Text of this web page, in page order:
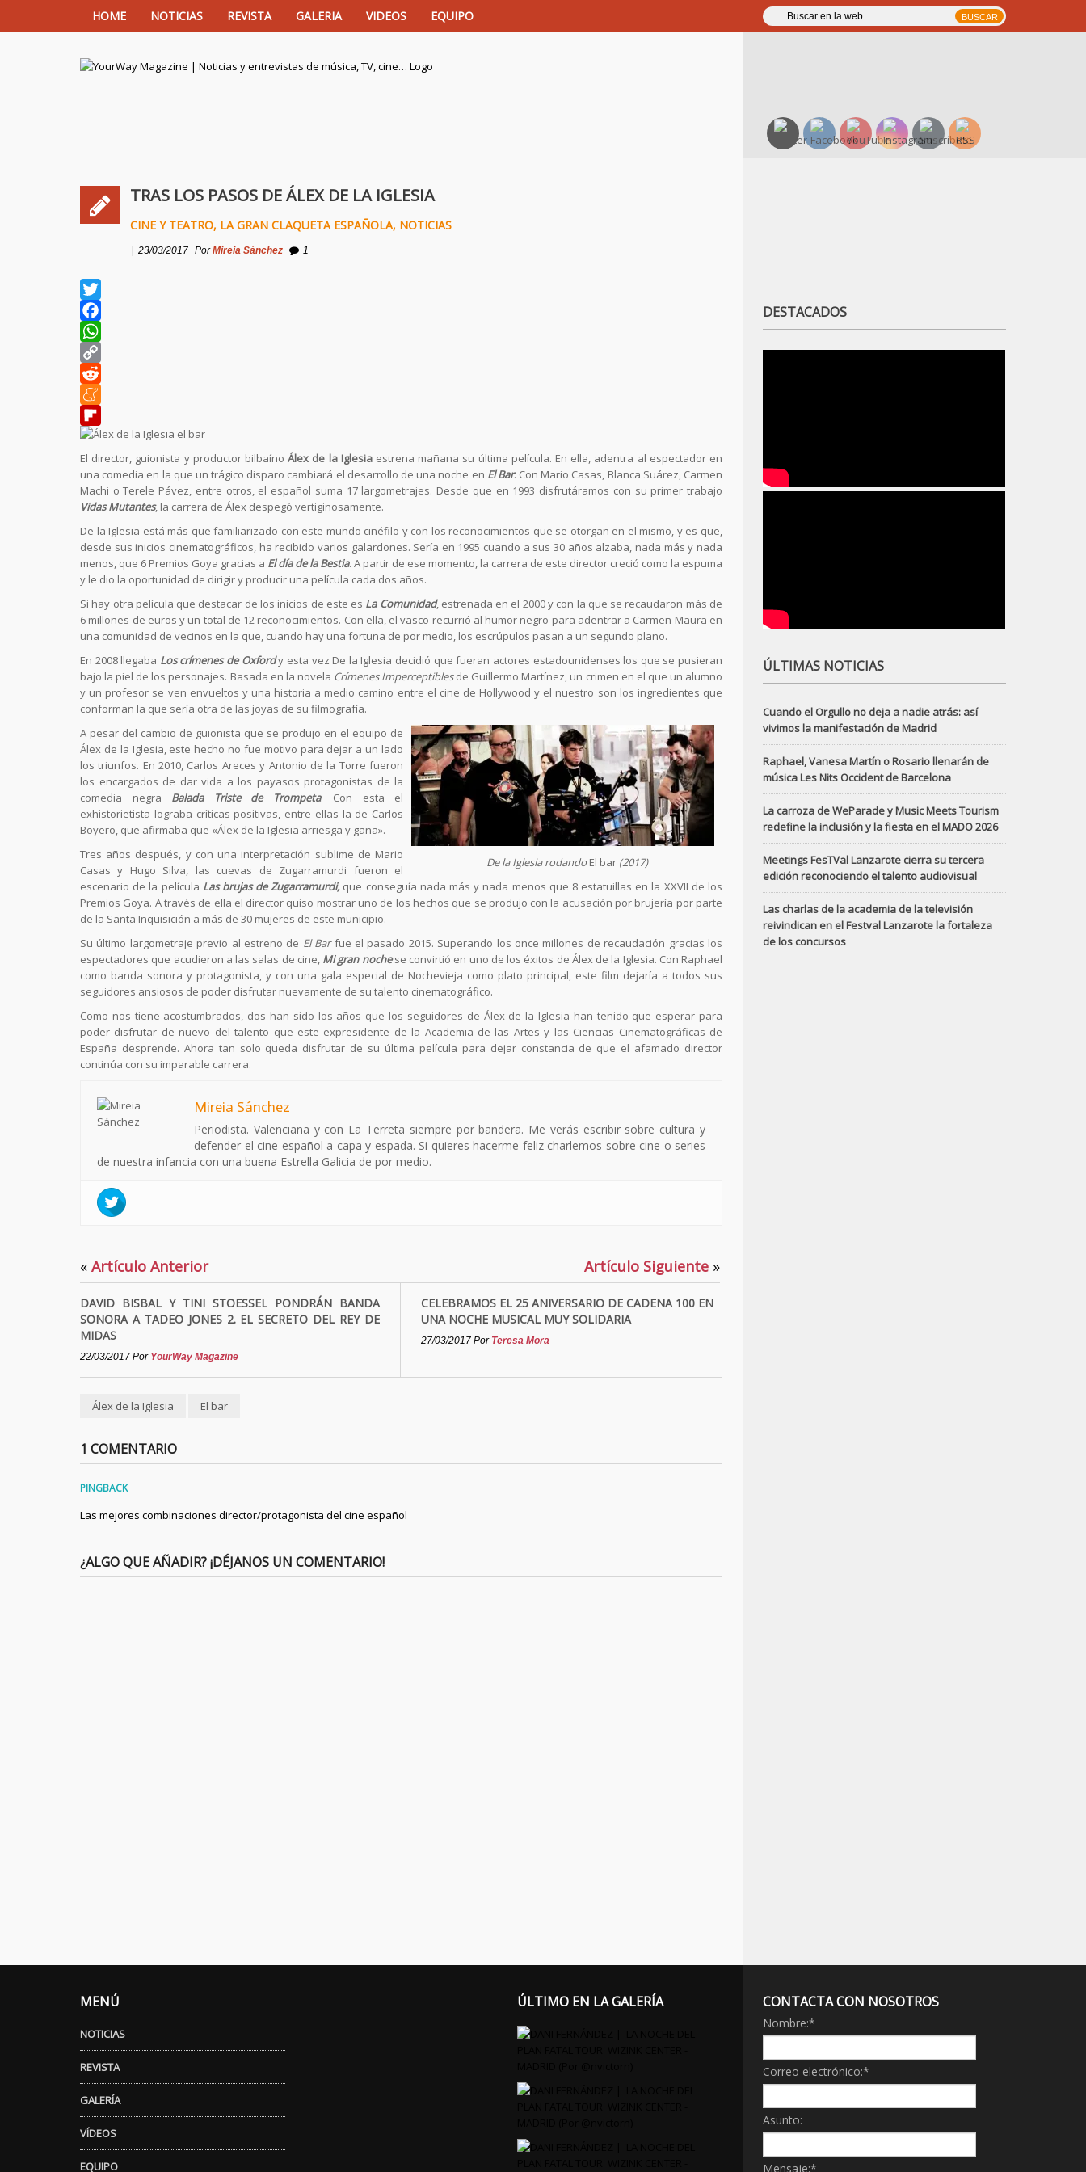
HOME NOTICIAS REVISTA GALERIA VIDEOS EQUIPO
TRAS LOS PASOS DE ÁLEX DE LA IGLESIA
CINE Y TEATRO, LA GRAN CLAQUETA ESPAÑOLA, NOTICIAS
| 23/03/2017 PorMireia Sánchez 1
Twitter
Facebook
WhatsApp
Copy
Link
Reddit
Meneame
Flipboard
El director, guionista y productor bilbaínoÁlex de la Iglesiaestrena mañana su última película. En ella, adentra al espectador en
una comedia en la que un trágico disparo cambiará el desarrollo de una noche en El Bar. Con Mario Casas, Blanca Suárez, Carmen
Machi o Terele Pávez, entre otros, el español suma 17 largometrajes. Desde que en 1993 disfrutáramos con su primer trabajo
Vidas Mutantes, la carrera de Álex despegó vertiginosamente.
De la Iglesia está más que familiarizado con este mundo cinéfilo y con los reconocimientos que se otorgan en el mismo, y es que,
desde sus inicios cinematográficos, ha recibido varios galardones. Sería en 1995 cuando a sus 30 años alzaba, nada más y nada
menos, que 6 Premios Goya gracias a El día de la Bestia. A partir de ese momento, la carrera de este director creció como la espuma
y le dio la oportunidad de dirigir y producir una película cada dos años.
Si hay otra película que destacar de los inicios de este es La Comunidad, estrenada en el 2000 y con la que se recaudaron más de
6 millones de euros y un total de 12 reconocimientos. Con ella, el vasco recurrió al humor negro para adentrar a Carmen Maura en
una comunidad de vecinos en la que, cuando hay una fortuna de por medio, los escrúpulos pasan a un segundo plano.
En 2008 llegaba Los crímenes de Oxfordy esta vez De la Iglesia decidió que fueran actores estadounidenses los que se pusieran
bajo la piel de los personajes. Basada en la novela Crímenes Imperceptiblesde Guillermo Martínez, un crimen en el que un alumno
y un profesor se ven envueltos y una historia a medio camino entre el cine de Hollywood y el nuestro son los ingredientes que
conforman la que sería otra de las joyas de su filmografía.
De la Iglesia rodandoEl bar (2017)
A pesar del cambio de guionista que se produjo en el equipo de
Álex de la Iglesia, este hecho no fue motivo para dejar a un lado
los triunfos. En 2010, Carlos Areces y Antonio de la Torre fueron
los encargados de dar vida a los payasos protagonistas de la
comedia negra Balada Triste de Trompeta. Con esta el
exhistorietista lograba críticas positivas, entre ellas la de Carlos
Boyero, que afirmaba que «Álex de la Iglesia arriesga y gana».
Tres años después, y con una interpretación sublime de Mario
Casas y Hugo Silva, las cuevas de Zugarramurdi fueron el
escenario de la película Las brujas de Zugarramurdi,que conseguía nada más y nada menos que 8 estatuillas en la XXVII de los
Premios Goya. A través de ella el director quiso mostrar uno de los hechos que se produjo con la acusación por brujería por parte
de la Santa Inquisición a más de 30 mujeres de este municipio.
Su último largometraje previo al estreno de El Barfue el pasado 2015. Superando los once millones de recaudación gracias los
espectadores que acudieron a las salas de cine, Mi gran nochese convirtió en uno de los éxitos de Álex de la Iglesia. Con Raphael
como banda sonora y protagonista, y con una gala especial de Nochevieja como plato principal, este film dejaría a todos sus
seguidores ansiosos de poder disfrutar nuevamente de su talento cinematográfico.
Como nos tiene acostumbrados, dos han sido los años que los seguidores de Álex de la Iglesia han tenido que esperar para
poder disfrutar de nuevo del talento que este expresidente de la Academia de las Artes y las Ciencias Cinematográficas de
España desprende. Ahora tan solo queda disfrutar de su última película para dejar constancia de que el afamado director
continúa con su imparable carrera.
Mireia Sánchez
Periodista. Valenciana y con La Terreta siempre por bandera. Me verás escribir sobre cultura y
defender el cine español a capa y espada. Si quieres hacerme feliz charlemos sobre cine o series
de nuestra infancia con una buena Estrella Galicia de por medio.
« Artículo Anterior
DAVID BISBAL Y TINI STOESSEL PONDRÁN BANDA
SONORA A TADEO JONES 2. EL SECRETO DEL REY DE
MIDAS
22/03/2017 Por YourWay Magazine
Artículo Siguiente »
CELEBRAMOS EL 25 ANIVERSARIO DE CADENA 100 EN
UNA NOCHE MUSICAL MUY SOLIDARIA
27/03/2017 Por Teresa Mora
Álex de la Iglesia El bar
1 COMENTARIO
PINGBACK
Las mejores combinaciones director/protagonista del cine español
¿ALGO QUE AÑADIR? ¡DÉJANOS UN COMENTARIO!
DESTACADOS
ÚLTIMAS NOTICIAS
Cuando el Orgullo no deja a nadie atrás: así
vivimos la manifestación de Madrid
Raphael, Vanesa Martín o Rosario llenarán de
música Les Nits Occident de Barcelona
La carroza de WeParade y Music Meets Tourism
redefine la inclusión y la fiesta en el MADO 2026
Meetings FesTVal Lanzarote cierra su tercera
edición reconociendo el talento audiovisual
Las charlas de la academia de la televisión
reivindican en el Festval Lanzarote la fortaleza
de los concursos
MENÚ
NOTICIAS
REVISTA
GALERÍA
VÍDEOS
EQUIPO
ÚLTIMO EN LA GALERÍA CONTACTA CON NOSOTROS
Nombre:*
Correo electrónico:*
Asunto:
Mensaje:*